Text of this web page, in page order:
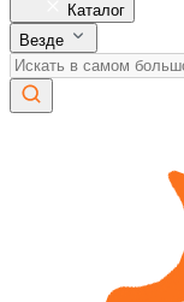
Каталог
Везде